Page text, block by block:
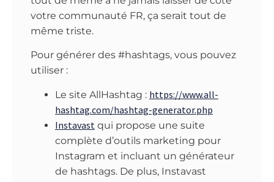
votre communauté FR, ça serait tout de
même triste.
Pour générer des #hashtags, vous pouvez
utiliser :
Le site AllHashtag : https://www.all-
hashtag.com/hashtag-generator.php
Instavast qui propose une suite
complète d’outils marketing pour
Instagram et incluant un générateur
de hashtags. De plus, Instavast